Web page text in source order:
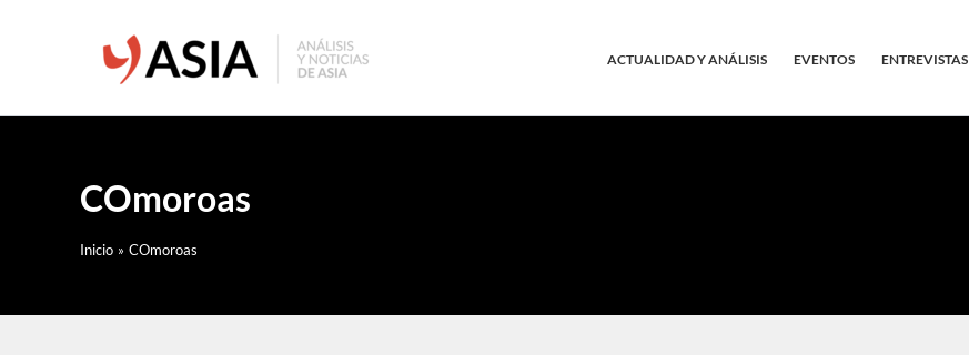
ACTUALIDAD Y ANÁLISIS EVENTOS ENTREVISTAS
COmoroas
Inicio COmoroas